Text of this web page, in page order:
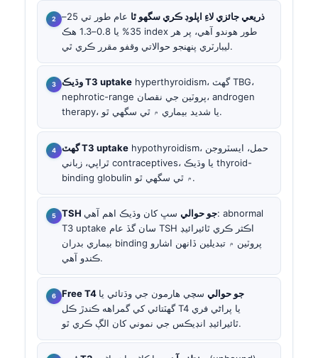
ذريعي جائزي لاءِ اپلوڊ ڪري سگهو ٿا
عام طور تي 25–
35% يا 0.8–1.3 هڪ index طور هوندو آهي، پر هر
ليبارٽري پنهنجو حوالاتي وقفو مقرر ڪري ٿي.
وڌيڪ T3 uptake hyperthyroidism، گهٽ TBG،
nephrotic-range پروٽين جي نقصان، androgen
therapy، يا شديد بيماري ۾ ٿي سگهي ٿو.
گهٽ T3 uptake hypothyroidism، حمل، ايسٽروجن
ٿراپي، زباني contraceptives، يا وڌيڪ thyroid-
binding globulin ۾ ٿي سگهي ٿو.
TSH جو حوالي سڀ کان وڌيڪ اهم آهي: abnormal
T3 uptake سان گڏ عام TSH اڪثر ڪري ٿائيرائيڊ
بيماري بدران binding پروٽين ۾ تبديلين ڏانهن اشارو
ڪندو آهي.
Free T4 جو حوالي سچي هارمون جي وڌتائي يا
گهٽتائي کي گمراهه ڪندڙ ڪل T4 يا پراڻي فري
ٿائيرائيڊ انڊيڪس جي نموني کان الڳ ڪري ٿو.